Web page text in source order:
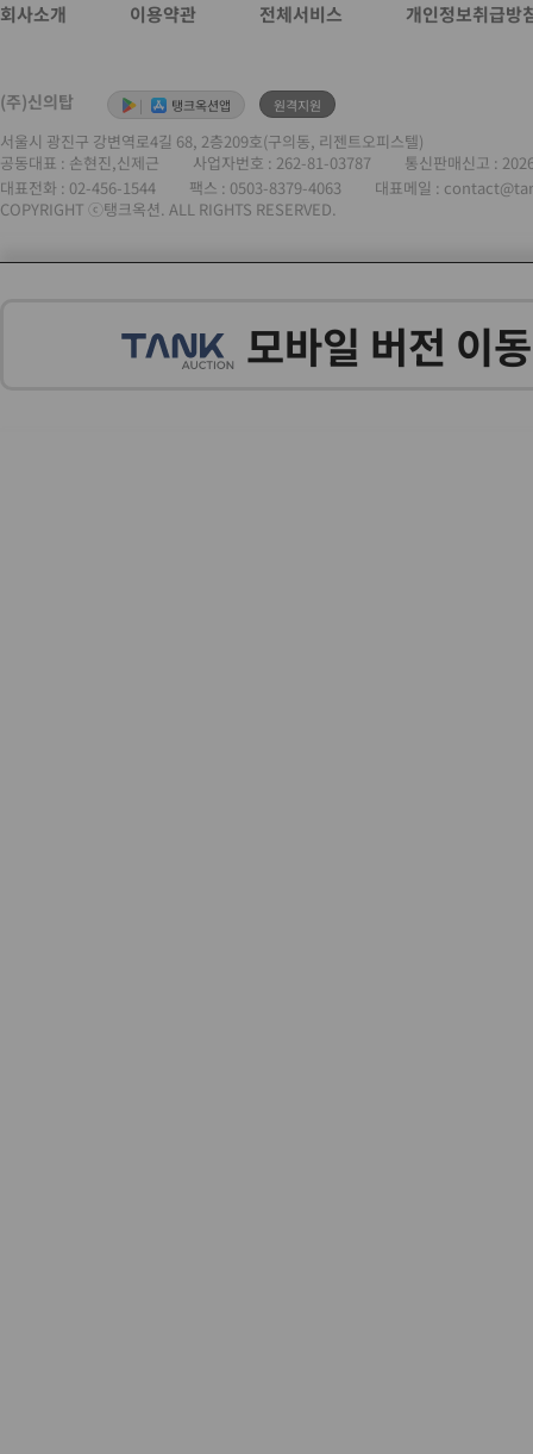
회사소개 이용약관 전체서비스 개인정보취급방
(주)신의탑 | 탱크옥션앱 원격지원
서울시 광진구 강변역로4길 68, 2층209호(구의동, 리젠트오피스텔)
공동대표 : 손현진,신제근
사업자번호 : 262-81-03787
통신판매신고 :
대표전화 : 02-456-1544 팩스 : 0503-8379-4063
대표메일 :
COPYRIGHT ⓒ탱크옥션. ALL RIGHTS RESERVED.
모바일 버전 이동